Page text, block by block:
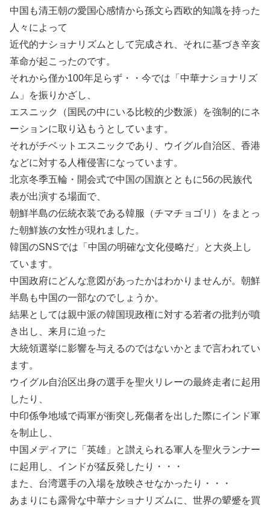
中国も清王朝の愛国心感情から孫文ら西欧的知識を持った
人々によって
近代的ナショナリズムとして完成され、それに基づき辛亥
革命が起こったのです。
それから僅か100年足らず・・今では「中華ナショナリズ
ム」を振りかざし、
エスニック（国民の中にいる比較的少数派）を強制的にネ
ーションに取り込もうとしています。
それがチベットエスニックであり、ウイグル自治区、香港
などに対する人権侵害になっています。
北京冬季五輪・開会式で中国の国旗とともに56の民族代
表が出演する場面で、
朝鮮半島の伝統衣装である韓服（チマチョゴリ）をまとっ
た朝鮮族の女性が現れました。
韓国のSNSでは「中国の明確な文化侵略だ」と大炎上し
ています。
中国政府にどんな意図があったかはわかりませんが。朝鮮
半島も中国の一部なのでしょうか。
結果としては親中派の韓国現政権に対する若者の批判が噴
き出し、来月に迫った
大統領選挙に影響を与えるのではないかとまで言われてい
ます。
ウイグル自治区出身の選手を聖火リレーの最終走者に起用
したり、
中印係争地域で両軍が衝突し死傷者を出した際にインド軍
を制止し、
中国メディアに「英雄」と讃えられる軍人を聖火ランナー
に起用し、インドが猛反発したり・・・
また、台湾選手の入場を放映させなかったり・・・
あまりにも露骨な中華ナショナリズムに、世界の顰蹙を買